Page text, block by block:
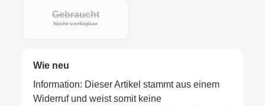
Gebraucht
Nicht verfügbar
Wie neu
Information: Dieser Artikel stammt aus einem
Widerruf und weist somit keine